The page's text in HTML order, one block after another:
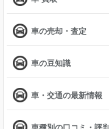
車の売却・査定
車の豆知識
車・交通の最新情報